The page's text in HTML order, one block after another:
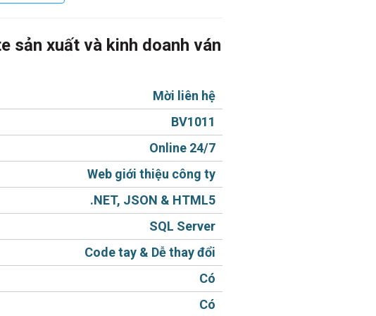
website giới thiệu dịch vụ cung cấp
cấp.
Responsive) hiển thị tốt trên mọi
lợi cho khách hàng.
Việt, sản phẩm hiển thị rõ ràng,
(giãn) hình.
liệu - Tin tức - Liên hệ.
ngữ khác)
sản phẩm chỉ bằng 1 thao tác đơn
sản xuất và kinh doanh ván
Mời liên hệ
BV1011
Online 24/7
Web giới thiệu công ty
.NET, JSON & HTML5
SQL Server
Code tay & Dễ thay đổi
Có
Có